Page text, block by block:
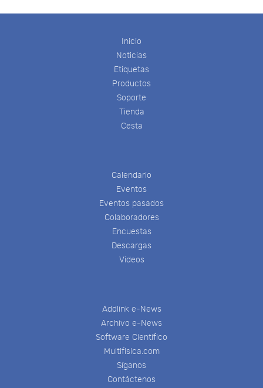
Inicio
Noticias
Etiquetas
Productos
Soporte
Tienda
Cesta
Calendario
Eventos
Eventos pasados
Colaboradores
Encuestas
Descargas
Videos
Addlink e-News
Archivo e-News
Software Científico
Multifisica.com
Síganos
Contáctenos